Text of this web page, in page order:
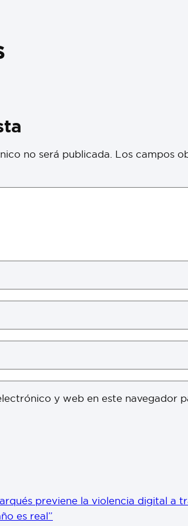
no será publicada. Los campos
y web en este navegador
previene la violencia digital a
es real”